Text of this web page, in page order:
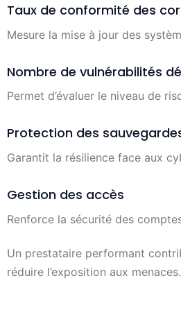
Taux de conformité des
Mesure la mise à jour des
Nombre de vulnérabilités
Permet d’évaluer le niveau de
Protection des
Garantit la résilience face aux
Gestion des accès
Renforce la sécurité des
Un prestataire performant
réduire l’exposition aux menaces.